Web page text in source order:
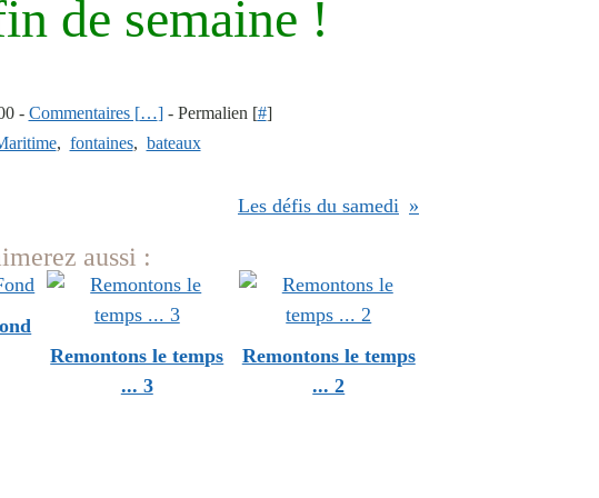
de semaine !
- Commentaires […]- Permalien [#]
, fontaines, bateaux
Les défis du samedi
aussi :
Remontons le temps
... 3
Remontons le temps
... 2